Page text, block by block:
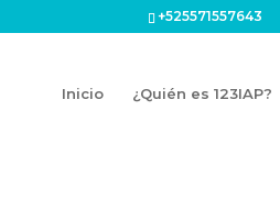
+525571557643
Inicio ¿Quién es 123IAP?